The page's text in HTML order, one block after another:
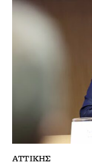
ΑΤΤΙΚΉΣ